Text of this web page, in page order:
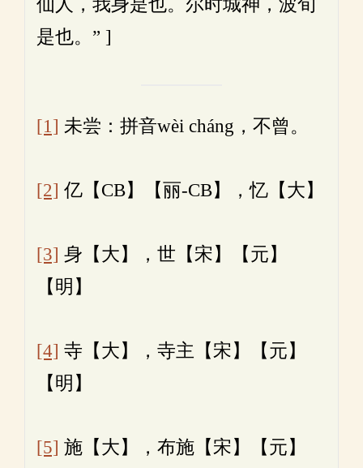
仙人，我身是也。尔时城神，波旬
是也。” ]
[1] 未尝：拼音wèi cháng，不曾。
[2] 亿【CB】【丽-CB】，忆【大】
[3] 身【大】，世【宋】【元】
【明】
[4] 寺【大】，寺主【宋】【元】
【明】
[5] 施【大】，布施【宋】【元】